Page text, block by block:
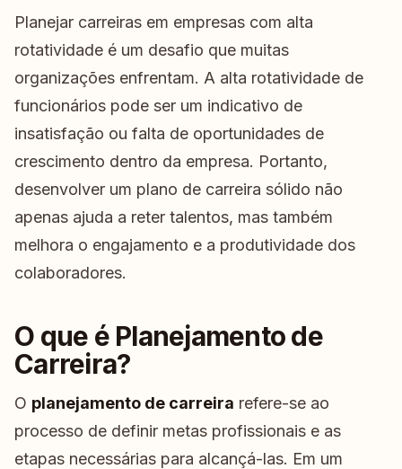
Planejar carreiras em empresas com alta
rotatividade é um desafio que muitas
organizações enfrentam. A alta rotatividade de
funcionários pode ser um indicativo de
insatisfação ou falta de oportunidades de
crescimento dentro da empresa. Portanto,
desenvolver um plano de carreira sólido não
apenas ajuda a reter talentos, mas também
melhora o engajamento e a produtividade dos
colaboradores.
O que é Planejamento de
Carreira?
O planejamento de carreira refere-se ao
processo de definir metas profissionais e as
etapas necessárias para alcançá-las. Em um